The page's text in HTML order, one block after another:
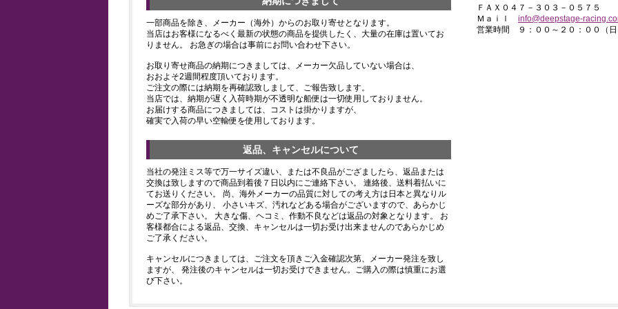
一部商品を除き、メーカー（海外）からのお取り寄せとなります。
当店はお客様になるべく最新の状態の商品を提供したく、大量の在庫は置いてお
りません。 お急ぎの場合は事前にお問い合わせ下さい。
お取り寄せ商品の納期につきましては、メーカー欠品していない場合は、
おおよそ2週間程度頂いております。
ご注文の際には納期を再確認致しまして、ご報告致します。
当店では、納期が遅く入荷時期が不透明な船便は一切使用しておりません。
お届けする商品につきましては、コストは掛かりますが、
確実で入荷の早い空輸便を使用しております。
返品、キャンセルについて
当社の発注ミス等で万一サイズ違い、または不良品がござましたら、返品または
交換は致しますので商品到着後７日以内にご連絡下さい。 連絡後、送料着払いに
てお送りください。 尚、海外メーカーの品質に対しての考え方は日本と異なりル
ーズな部分があり、 小さいキズ、汚れなどある場合がございますので、あらかじ
めご了承下さい。 大きな傷、ヘコミ、作動不良などは返品の対象となります。 お
客様都合による返品、交換、キャンセルは一切お受け出来ませんのであらかじめ
ご了承ください。
キャンセルにつきましては、ご注文を頂きご入金確認次第、メーカー発注を致し
ますが、 発注後のキャンセルは一切お受けできません。ご購入の際は慎重にお選
び下さい。
ＦＡＸ０４７－３０３－０５７５
Ｍａｉｌ info@deepstage-
営業時間 ９：００～２０：００（日